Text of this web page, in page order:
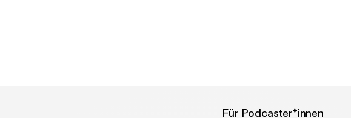
Für Podcaster*innen